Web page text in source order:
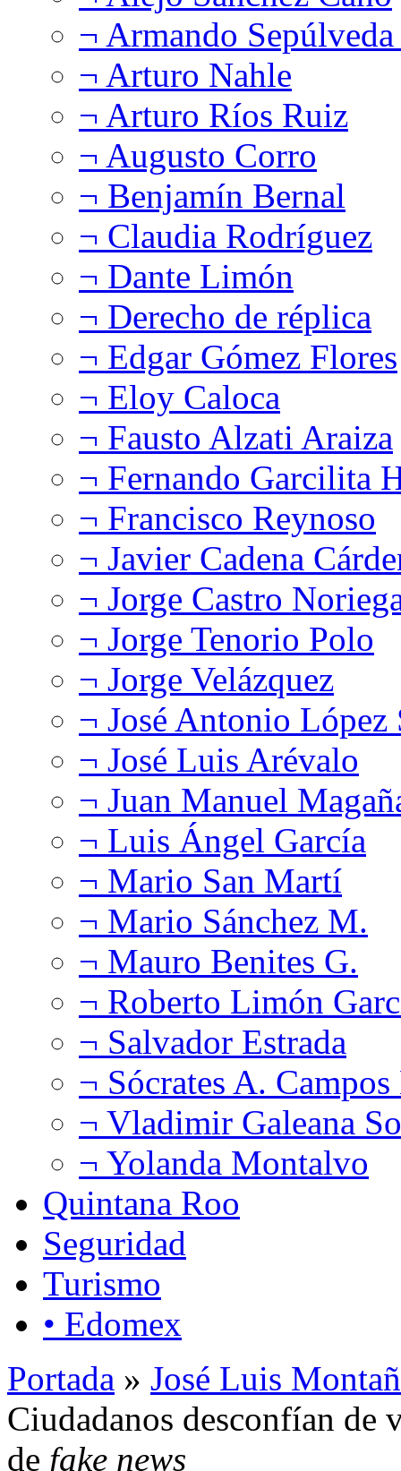
¬ Armando
¬ Arturo Nahle
¬ Arturo Ríos Ruiz
¬ Augusto Corro
¬ Benjamín Bernal
¬ Claudia Rodríguez
¬ Dante Limón
¬ Derecho de réplica
¬ Edgar Gómez Flores
¬ Eloy Caloca
¬ Fausto Alzati Araiza
¬ Fernando Garcilita
¬ Francisco Reynoso
¬ Javier Cadena
¬ Jorge Castro
¬ Jorge Tenorio Polo
¬ Jorge Velázquez
¬ José Antonio López
¬ José Luis Arévalo
¬ Juan Manuel
¬ Luis Ángel García
¬ Mario San Martí
¬ Mario Sánchez M.
¬ Mauro Benites G.
¬ Roberto Limón
¬ Salvador Estrada
¬ Sócrates A.
¬ Vladimir Galeana
¬ Yolanda Montalvo
Quintana Roo
Seguridad
Turismo
• Edomex
Portada » José Luis
Ciudadanos desconfían
de fake news